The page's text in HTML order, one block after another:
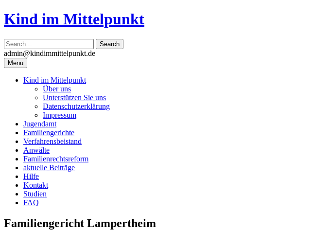
Skip
to
Kind im Mittelpunkt
admin@kindimmittelpunkt.de
Menu
Kind im Mittelpunkt
Über uns
Unterstützen Sie uns
Datenschutzerklärung
Impressum
Jugendamt
Familiengerichte
Verfahrensbeistand
Anwälte
Familienrechtsreform
aktuelle Beiträge
Hilfe
Kontakt
Studien
FAQ
Familiengericht Lampertheim